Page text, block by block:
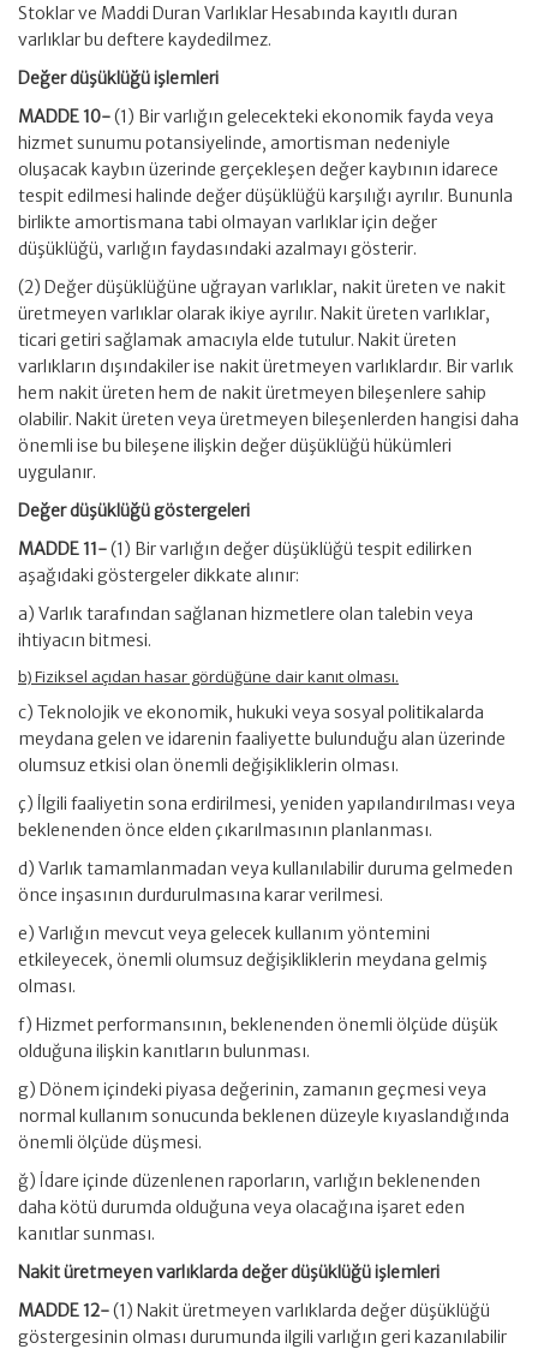
Stoklar ve Maddi Duran Varlıklar Hesabında kayıtlı duran
varlıklar bu deftere kaydedilmez.
Değer düşüklüğü işlemleri
MADDE 10-(1) Bir varlığın gelecekteki ekonomik fayda veya
hizmet sunumu potansiyelinde, amortisman nedeniyle
oluşacak kaybın üzerinde gerçekleşen değer kaybının idarece
tespit edilmesi halinde değer düşüklüğü karşılığı ayrılır. Bununla
birlikte amortismana tabi olmayan varlıklar için değer
düşüklüğü, varlığın faydasındaki azalmayı gösterir.
(2) Değer düşüklüğüne uğrayan varlıklar, nakit üreten ve nakit
üretmeyen varlıklar olarak ikiye ayrılır. Nakit üreten varlıklar,
ticari getiri sağlamak amacıyla elde tutulur. Nakit üreten
varlıkların dışındakiler ise nakit üretmeyen varlıklardır. Bir varlık
hem nakit üreten hem de nakit üretmeyen bileşenlere sahip
olabilir. Nakit üreten veya üretmeyen bileşenlerden hangisi daha
önemli ise bu bileşene ilişkin değer düşüklüğü hükümleri
uygulanır.
Değer düşüklüğü göstergeleri
MADDE 11-(1) Bir varlığın değer düşüklüğü tespit edilirken
aşağıdaki göstergeler dikkate alınır:
a) Varlık tarafından sağlanan hizmetlere olan talebin veya
ihtiyacın bitmesi.
b) Fiziksel açıdan hasar gördüğüne dair kanıt olması.
c) Teknolojik ve ekonomik, hukuki veya sosyal politikalarda
meydana gelen ve idarenin faaliyette bulunduğu alan üzerinde
olumsuz etkisi olan önemli değişikliklerin olması.
ç) İlgili faaliyetin sona erdirilmesi, yeniden yapılandırılması veya
beklenenden önce elden çıkarılmasının planlanması.
d) Varlık tamamlanmadan veya kullanılabilir duruma gelmeden
önce inşasının durdurulmasına karar verilmesi.
e) Varlığın mevcut veya gelecek kullanım yöntemini
etkileyecek, önemli olumsuz değişikliklerin meydana gelmiş
olması.
f) Hizmet performansının, beklenenden önemli ölçüde düşük
olduğuna ilişkin kanıtların bulunması.
g) Dönem içindeki piyasa değerinin, zamanın geçmesi veya
normal kullanım sonucunda beklenen düzeyle kıyaslandığında
önemli ölçüde düşmesi.
ğ) İdare içinde düzenlenen raporların, varlığın beklenenden
daha kötü durumda olduğuna veya olacağına işaret eden
kanıtlar sunması.
Nakit üretmeyen varlıklarda değer düşüklüğü işlemleri
MADDE 12-(1) Nakit üretmeyen varlıklarda değer düşüklüğü
göstergesinin olması durumunda ilgili varlığın geri kazanılabilir